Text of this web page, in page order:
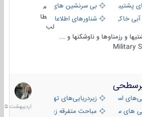
بی سرنشین های دریایی
خاکی و نیروبرشناورهای اطلاعاتی و جاسوسی
طا
لب
و رزمناوها و ناوشکنها و ...
Military
استراتژیکزیردریایی‌های تهاجمی
های سبک
مباحث متفرقه زیرسطحی
31
1405